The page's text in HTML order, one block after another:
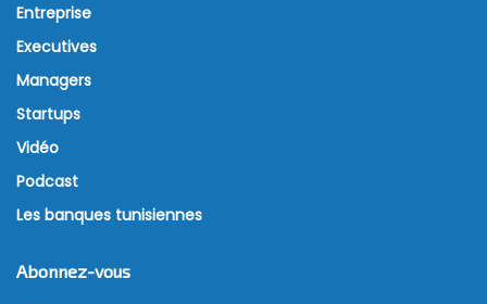
Entreprise
Executives
Managers
Startups
Vidéo
Podcast
Les banques tunisiennes
Abonnez-vous